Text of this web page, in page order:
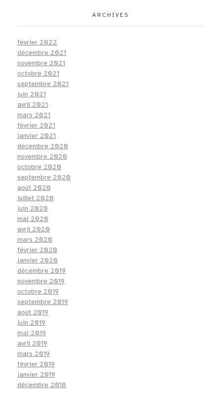
ARCHIVES
février 2022
décembre 2021
novembre 2021
octobre 2021
septembre 2021
juin 2021
avril 2021
mars 2021
février 2021
janvier 2021
décembre 2020
novembre 2020
octobre 2020
septembre 2020
août 2020
juillet 2020
juin 2020
mai 2020
avril 2020
mars 2020
février 2020
janvier 2020
décembre 2019
novembre 2019
octobre 2019
septembre 2019
août 2019
juin 2019
mai 2019
avril 2019
mars 2019
février 2019
janvier 2019
décembre 2018